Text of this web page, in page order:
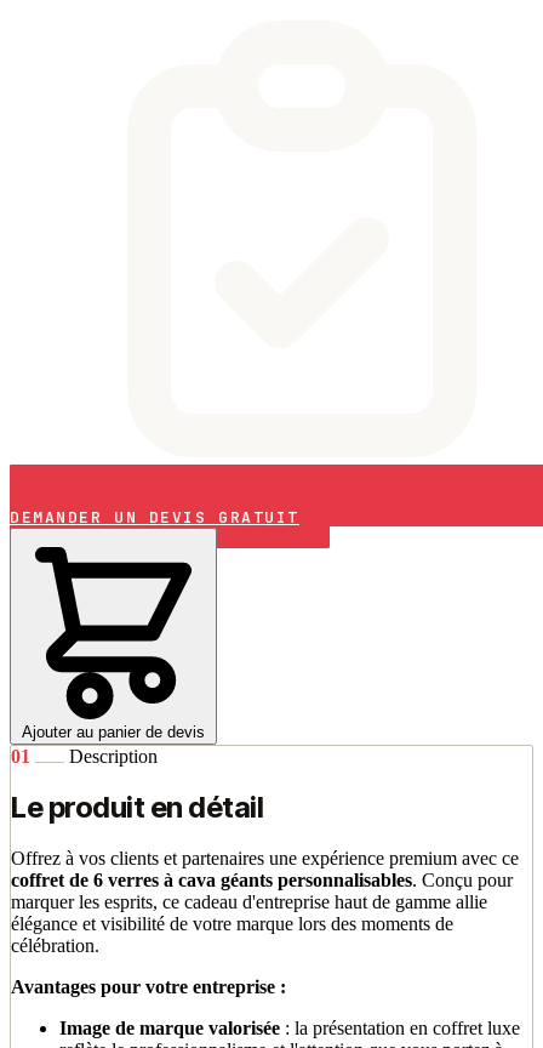
DEMANDER UN DEVIS GRATUIT
Ajouter au panier de devis
01 Description
Le produit en détail
Offrez à vos clients et partenaires une expérience premium avec ce
coffret de 6 verres à cava géants personnalisables. Conçu pour
marquer les esprits, ce cadeau d'entreprise haut de gamme allie
élégance et visibilité de votre marque lors des moments de
célébration.
Avantages pour votre entreprise :
Image de marque valorisée : la présentation en coffret luxe